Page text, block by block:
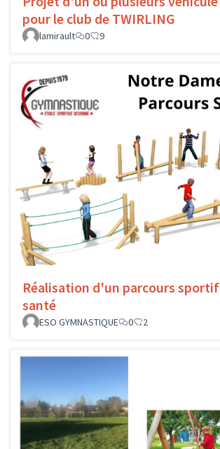
pour le club de TWIRLING
lamirault
0 9
Réalisation d'un parcours sportif
santé
ESO GYMNASTIQUE
0 2